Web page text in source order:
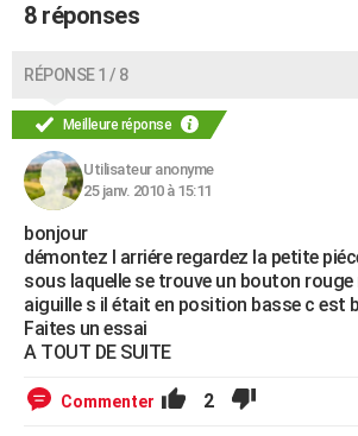
S'inscrire
Se connecter
Lycées
Collèges
Primaires
Universités
Entreprises
Service militaire
Avis de recherche
AVIS DE DÉCÈS
FORUM
Bricolage
Lifestyle
Culture
Sport
Auto
Television
Voyage
Cinema
8 réponses
RÉPONSE 1 / 8
Meilleure réponse
Utilisateur anonyme
25 janv. 2010 à 15:11
bonjour
démontez l arriére regardez la petite
sous laquelle se trouve un bouton rouge
aiguille s il était en position basse c est
Faites un essai
A TOUT DE SUITE
Commenter 2